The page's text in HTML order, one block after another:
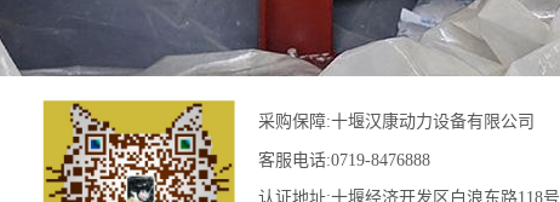
采购保障:十堰汉康动力设备有限公司
客服电话:0719-8476888
认证地址:十堰经济开发区白浪东路118号